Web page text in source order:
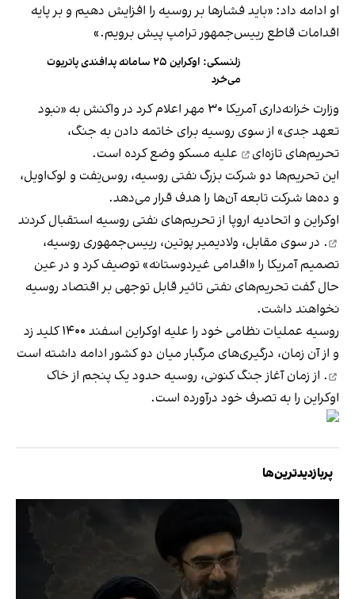
او ادامه داد: «باید فشارها بر روسیه را افزایش دهیم و بر پایه
اقدامات قاطع رییس‌جمهور ترامپ پیش برویم.»
زلنسکی: اوکراین ۲۵ سامانه پدافندی پاتریوت
می‌خرد
وزارت خزانه‌داری آمریکا ۳۰ مهر اعلام کرد در واکنش به «نبود
تعهد جدی» از سوی روسیه برای خاتمه دادن به جنگ،
تحریم‌های تازه‌ای
علیه مسکو وضع کرده است.
این تحریم‌ها دو شرکت بزرگ نفتی روسیه، روس‌نِفت و لوک‌اویل،
و ده‌ها شرکت تابعه آن‌ها را هدف قرار می‌دهد.
اوکراین و اتحادیه اروپا از تحریم‌های نفتی روسیه استقبال کردند
. در سوی مقابل، ولادیمیر پوتین، رییس‌جمهوری روسیه،
تصمیم آمریکا را «اقدامی غیردوستانه» توصیف کرد و در عین
حال گفت تحریم‌های نفتی تاثیر قابل ‌توجهی بر اقتصاد روسیه
نخواهند داشت.
روسیه عملیات نظامی خود را علیه اوکراین اسفند ۱۴۰۰ کلید زد
و از آن زمان، درگیری‌های مرگبار میان دو کشورادامه داشته است
. از زمان آغاز جنگ کنونی، روسیه حدود یک پنجم از خاک
اوکراین را به تصرف خود درآورده است.
پربازدیدترین‌ها